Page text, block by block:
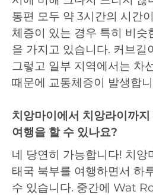
통편 모두 약 3시간의 시간
체증이 있는 경우 특히 비슷
을 가지고 있습니다. 커브길
그렇고 일부 지역에서는 차
때문에 교통체증이 발생합
치앙마이에서 치앙라이까
여행을 할 수 있나요?
네 당연히 가능합니다! 치앙
태국 북부를 여행하면서 하
수 있습니다. 중간에 Wat